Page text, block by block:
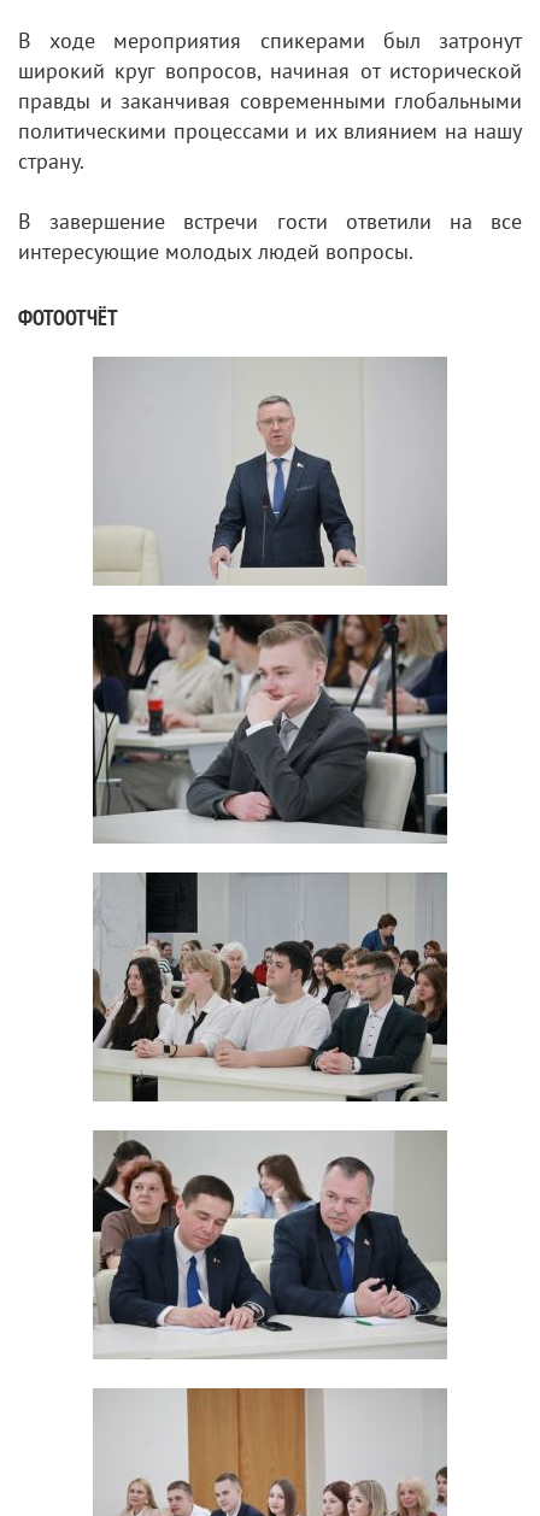
В ходе мероприятия спикерами был затронут
широкий круг вопросов, начиная от исторической
правды и заканчивая современными глобальными
политическими процессами и их влиянием на нашу
страну.
В завершение встречи гости ответили на все
интересующие молодых людей вопросы.
ФОТООТЧЁТ